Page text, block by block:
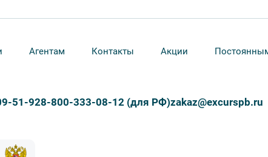
Агентам Контакты Акции
51-928-800-333-08-12 (для РФ)zakaz@excurspb.ru